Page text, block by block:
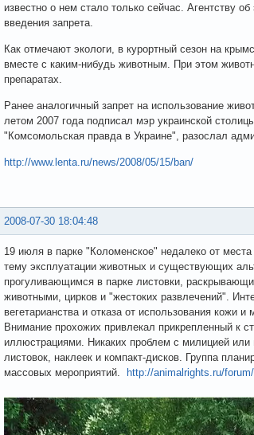
известно о нем стало только сейчас. Агентству
введения запрета.
Как отмечают экологи, в курортный сезон на
вместе с каким-нибудь животным. При этом
препаратах.
Ранее аналогичный запрет на использование
летом 2007 года подписал мэр украинской
"Комсомольская правда в Украине", разослал
http://www.lenta.ru/news/2008/05/15/ban/
2008-07-30 18:04:48
19 июля в парке "Коломенское" недалеко от
тему эксплуатации животных и существующих
прогуливающимся в парке листовки,
животными, цирков и "жестоких развлечений".
вегетарианства и отказа от использования кожи
Внимание прохожих привлекал прикрепленный к
иллюстрациями. Никаких проблем с милицией
листовок, наклеек и компакт-дисков. Группа
массовых мероприятий.
http://animalrights.ru/